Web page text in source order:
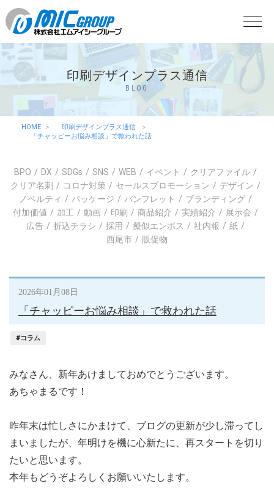
印刷デザインプラス通信
BLOG
HOME
印刷デザインプラス通信
「チャッピーお悩み相談」で救われた話
BPO DX SDGs SNS WEB イベント
クリアファイル
クリア名刺
コロナ対策 セールスプロモーション
デザイン
ノベルティ
パッケージ パンフレット
ブランディング
付加価値
加工 動画 印刷 商品紹介 実績紹介
展示会
広告
折込チラシ 採用 擬似エンボス 社内報
紙
西尾市
販促物
2026年01月08日
「チャッピーお悩み相談」で救われた話
#コラム
みなさん、新年あけましておめでとうございます。
あちゃまるです！
昨年末は忙しさにかまけて、ブログの更新が少し滞ってし
まいましたが、年明けを機に心新たに、再スタートを切り
たいと思います。
本年もどうぞよろしくお願いいたします。